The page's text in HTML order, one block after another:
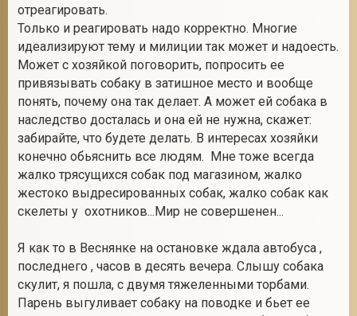
отреагировать.
Только и реагировать надо корректно. Многие
идеализируют тему и милиции так может и надоесть.
Может с хозяйкой поговорить, попросить ее
привязывать собаку в затишное место и вообще
понять, почему она так делает. А может ей собака в
наследство досталась и она ей не нужна, скажет:
забирайте, что будете делать. В интересах хозяйки
конечно обьяснить все людям. Мне тоже всегда
жалко трясущихся собак под магазином, жалко
жестоко выдресированных собак, жалко собак как
скелеты у охотников...Мир не совершенен...
Я как то в Веснянке на остановке ждала автобуса ,
последнего , часов в десять вечера. Слышу собака
скулит, я пошла, с двумя тяжеленными торбами.
Парень выгуливает собаку на поводке и бьет ее